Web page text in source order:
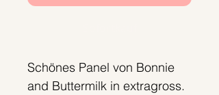
Schönes Panel von Bonnie
and Buttermilk in extragross.